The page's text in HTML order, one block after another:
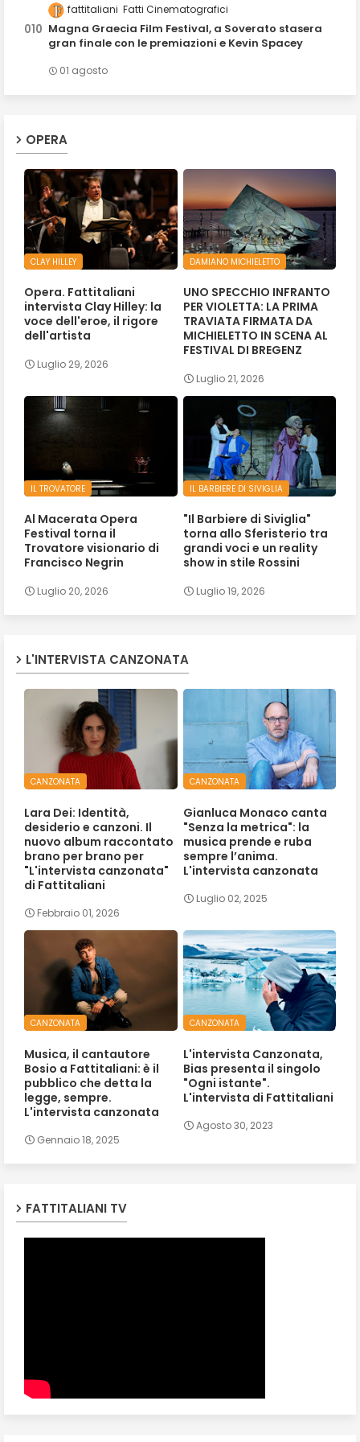
fattitaliani Fatti Cinematografici
Magna Graecia Film Festival, a Soverato stasera
gran finale con le premiazioni e Kevin Spacey
01 agosto
OPERA
CLAY HILLEY
Opera. Fattitaliani
intervista Clay Hilley: la
voce dell'eroe, il rigore
dell'artista
Luglio 29, 2026
DAMIANO MICHIELETTO
UNO SPECCHIO INFRANTO
PER VIOLETTA: LA PRIMA
TRAVIATA FIRMATA DA
MICHIELETTO IN SCENA AL
FESTIVAL DI BREGENZ
Luglio 21, 2026
IL TROVATORE
Al Macerata Opera
Festival torna il
Trovatore visionario di
Francisco Negrin
Luglio 20, 2026
IL BARBIERE DI SIVIGLIA
"Il Barbiere di Siviglia"
torna allo Sferisterio tra
grandi voci e un reality
show in stile Rossini
Luglio 19, 2026
L'INTERVISTA CANZONATA
CANZONATA
Lara Dei: Identità,
desiderio e canzoni. Il
nuovo album raccontato
brano per brano per
"L'intervista canzonata"
di Fattitaliani
Febbraio 01, 2026
CANZONATA
Gianluca Monaco canta
"Senza la metrica": la
musica prende e ruba
sempre l’anima.
L'intervista canzonata
Luglio 02, 2025
CANZONATA
Musica, il cantautore
Bosio a Fattitaliani: è il
pubblico che detta la
legge, sempre.
L'intervista canzonata
Gennaio 18, 2025
CANZONATA
L'intervista Canzonata,
Bias presenta il singolo
"Ogni istante".
L'intervista di Fattitaliani
Agosto 30, 2023
FATTITALIANI TV